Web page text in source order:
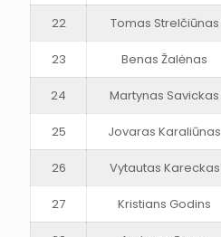
22 Tomas Strelčiūnas
23 Benas Žalėnas
24 Martynas Savickas
25 Jovaras Karaliūnas
26 Vytautas Kareckas
27 Kristians Godins